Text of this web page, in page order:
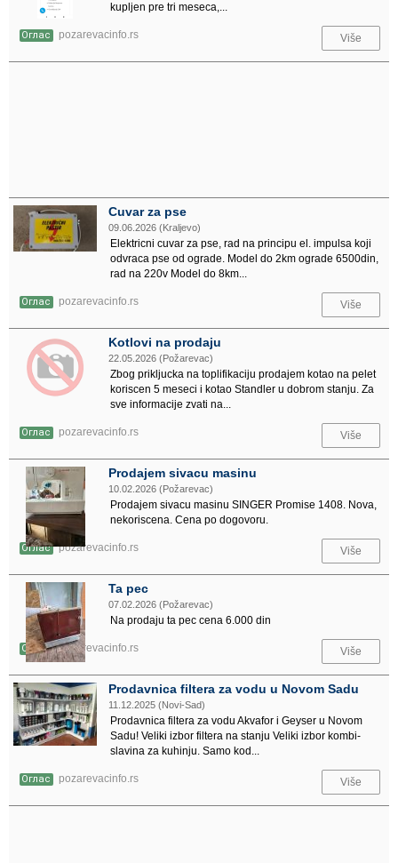
kupljen pre tri meseca,...
Оглас pozarevacinfo.rs Više
Cuvar za pse
09.06.2026 (Kraljevo)
Elektricni cuvar za pse, rad na principu el. impulsa koji
odvraca pse od ograde. Model do 2km ograde 6500din,
rad na 220v Model do 8km...
Оглас pozarevacinfo.rs Više
Kotlovi na prodaju
22.05.2026 (Požarevac)
Zbog prikljucka na toplifikaciju prodajem kotao na pelet
koriscen 5 meseci i kotao Standler u dobrom stanju. Za
sve informacije zvati na...
Оглас pozarevacinfo.rs Više
Prodajem sivacu masinu
10.02.2026 (Požarevac)
Prodajem sivacu masinu SINGER Promise 1408. Nova,
nekoriscena. Cena po dogovoru.
Оглас pozarevacinfo.rs Više
Ta pec
07.02.2026 (Požarevac)
Na prodaju ta pec cena 6.000 din
Оглас pozarevacinfo.rs Više
Prodavnica filtera za vodu u Novom Sadu
11.12.2025 (Novi-Sad)
Prodavnica filtera za vodu Akvafor i Geyser u Novom
Sadu! Veliki izbor filtera na stanju Veliki izbor kombi-
slavina za kuhinju. Samo kod...
Оглас pozarevacinfo.rs Više